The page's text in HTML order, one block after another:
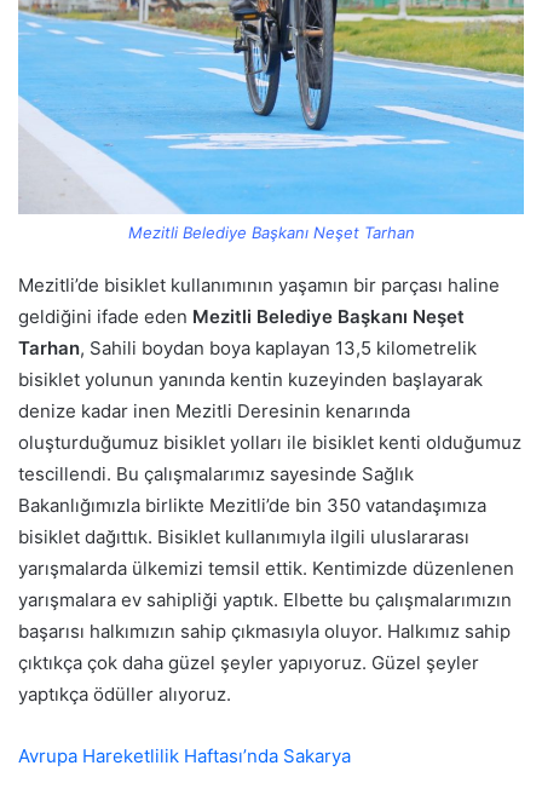
Mezitli Belediye Başkanı Neşet Tarhan
Mezitli’de bisiklet kullanımının yaşamın bir parçası haline
geldiğini ifade eden Mezitli Belediye Başkanı Neşet
Tarhan, Sahili boydan boya kaplayan 13,5 kilometrelik
bisiklet yolunun yanında kentin kuzeyinden başlayarak
denize kadar inen Mezitli Deresinin kenarında
oluşturduğumuz bisiklet yolları ile bisiklet kenti olduğumuz
tescillendi. Bu çalışmalarımız sayesinde Sağlık
Bakanlığımızla birlikte Mezitli’de bin 350 vatandaşımıza
bisiklet dağıttık. Bisiklet kullanımıyla ilgili uluslararası
yarışmalarda ülkemizi temsil ettik. Kentimizde düzenlenen
yarışmalara ev sahipliği yaptık. Elbette bu çalışmalarımızın
başarısı halkımızın sahip çıkmasıyla oluyor. Halkımız sahip
çıktıkça çok daha güzel şeyler yapıyoruz. Güzel şeyler
yaptıkça ödüller alıyoruz.
Avrupa Hareketlilik Haftası’nda Sakarya